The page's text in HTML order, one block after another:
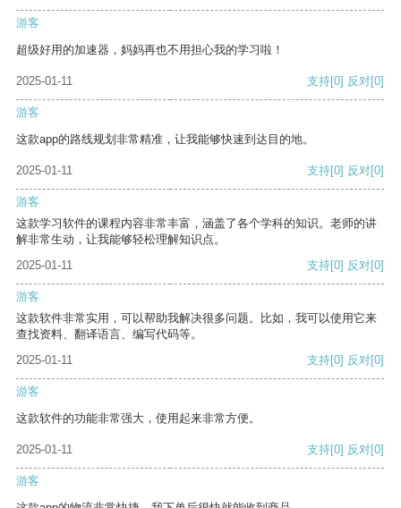
游客
超级好用的加速器，妈妈再也不用担心我的学习啦！
2025-01-11 支持[0] 反对[0]
游客
这款app的路线规划非常精准，让我能够快速到达目的地。
2025-01-11 支持[0] 反对[0]
游客
这款学习软件的课程内容非常丰富，涵盖了各个学科的知识。老师的讲
解非常生动，让我能够轻松理解知识点。
2025-01-11
支持[0] 反对[0]
游客
这款软件非常实用，可以帮助我解决很多问题。比如，我可以使用它来
查找资料、翻译语言、编写代码等。
2025-01-11
支持[0] 反对[0]
游客
这款软件的功能非常强大，使用起来非常方便。
2025-01-11 支持[0] 反对[0]
游客